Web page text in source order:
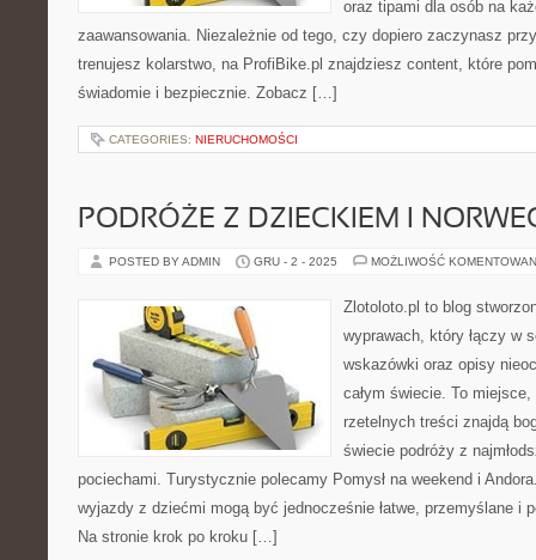
oraz tipami dla osób na
zaawansowania. Niezależnie od tego, czy dopiero zaczynasz
trenujesz kolarstwo, na ProfiBike.pl znajdziesz content, które
świadomie i bezpiecznie. Zobacz […]
CATEGORIES: NIERUCHOMOŚCI
PODRÓŻE Z DZIECKIEM I
POSTED BY ADMIN GRU - 2 - 2025 MOŻLIWOŚĆ
Zlotoloto.pl to blog
wyprawach, który łączy w
wskazówki oraz opisy
całym świecie. To
rzetelnych treści znajdą
świecie podróży z
pociechami. Turystycznie polecamy Pomysł na weekend i
wyjazdy z dziećmi mogą być jednocześnie łatwe, przemyślane i
Na stronie krok po kroku […]